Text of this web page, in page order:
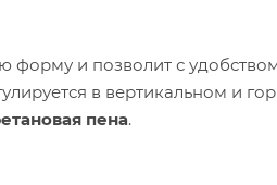
форму и позволит с
в вертикальном и
пена.